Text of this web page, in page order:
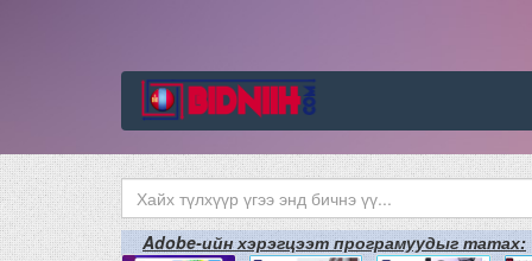
Adobe-ийн хэрэгцээт програмуудыг татах: